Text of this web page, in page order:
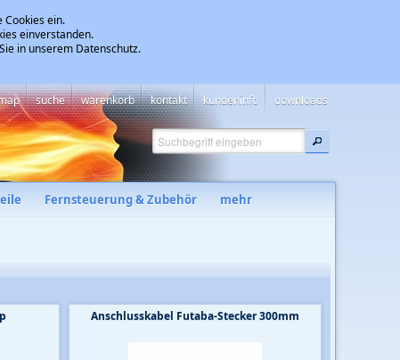
suche warenkorb kontakt kundeninfo downloads
Fernsteuerung & Zubehör mehr
ein.
einverstanden.
in unserem Datenschutz.
Anschlusskabel Futaba-Stecker 300mm